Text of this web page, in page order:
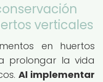
verticales
en huertos
prolongar la vida
Al implementar